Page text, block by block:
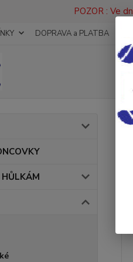
POZOR : Ve
DOPRAVA a PLATBA